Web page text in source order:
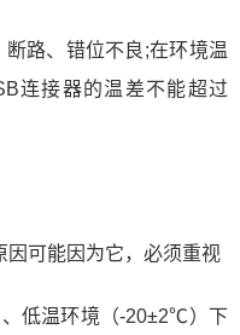
路、错位不良;在环境温
连接器的温差不能超过
低温环境（-20±2℃）下